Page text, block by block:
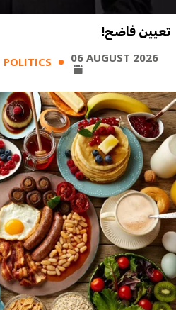
تعيين فاضح!
POLITICS 06 AUGUST 2026